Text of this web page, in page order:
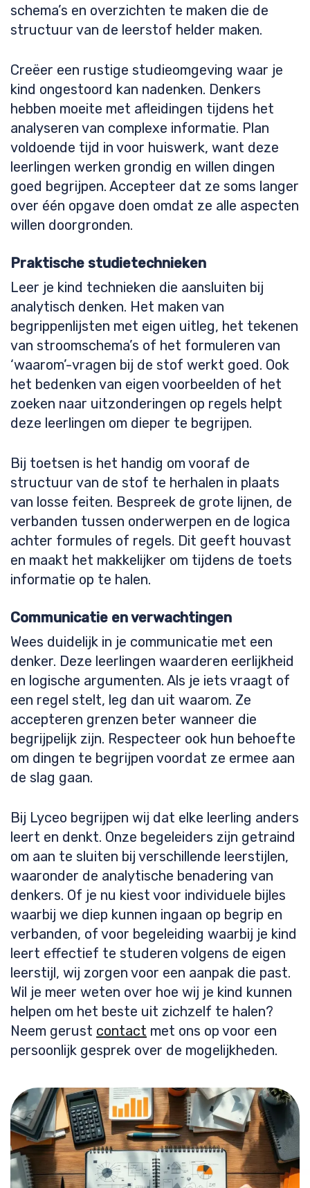
schema’s en overzichten te maken die de
structuur van de leerstof helder maken.
Creëer een rustige studieomgeving waar je
kind ongestoord kan nadenken. Denkers
hebben moeite met afleidingen tijdens het
analyseren van complexe informatie. Plan
voldoende tijd in voor huiswerk, want deze
leerlingen werken grondig en willen dingen
goed begrijpen. Accepteer dat ze soms langer
over één opgave doen omdat ze alle aspecten
willen doorgronden.
Praktische studietechnieken
Leer je kind technieken die aansluiten bij
analytisch denken. Het maken van
begrippenlijsten met eigen uitleg, het tekenen
van stroomschema’s of het formuleren van
‘waarom’-vragen bij de stof werkt goed. Ook
het bedenken van eigen voorbeelden of het
zoeken naar uitzonderingen op regels helpt
deze leerlingen om dieper te begrijpen.
Bij toetsen is het handig om vooraf de
structuur van de stof te herhalen in plaats
van losse feiten. Bespreek de grote lijnen, de
verbanden tussen onderwerpen en de logica
achter formules of regels. Dit geeft houvast
en maakt het makkelijker om tijdens de toets
informatie op te halen.
Communicatie en verwachtingen
Wees duidelijk in je communicatie met een
denker. Deze leerlingen waarderen eerlijkheid
en logische argumenten. Als je iets vraagt of
een regel stelt, leg dan uit waarom. Ze
accepteren grenzen beter wanneer die
begrijpelijk zijn. Respecteer ook hun behoefte
om dingen te begrijpen voordat ze ermee aan
de slag gaan.
Bij Lyceo begrijpen wij dat elke leerling anders
leert en denkt. Onze begeleiders zijn getraind
om aan te sluiten bij verschillende leerstijlen,
waaronder de analytische benadering van
denkers. Of je nu kiest voor individuele bijles
waarbij we diep kunnen ingaan op begrip en
verbanden, of voor begeleiding waarbij je kind
leert effectief te studeren volgens de eigen
leerstijl, wij zorgen voor een aanpak die past.
Wil je meer weten over hoe wij je kind kunnen
helpen om het beste uit zichzelf te halen?
Neem gerust contact met ons op voor een
persoonlijk gesprek over de mogelijkheden.